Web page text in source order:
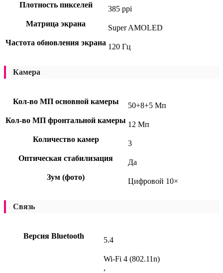
Плотность пикселей
385 ppi
Матрица экрана
Super AMOLED
Частота обновления экрана 120 Гц
Камера
Кол-во МП основной камеры
50+8+5 Мп
Кол-во МП фронтальной камеры 12 Мп
Количество камер
3
Оптическая стабилизация
Да
Зум (фото)
Цифровой 10×
Связь
Версия Bluetooth 5.4
Wi-Fi 4 (802.11n)
,